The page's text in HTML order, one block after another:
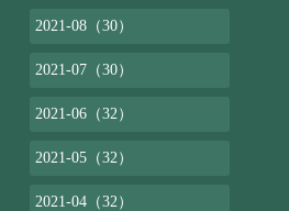
2021-08（30）
2021-07（30）
2021-06（32）
2021-05（32）
2021-04（32）